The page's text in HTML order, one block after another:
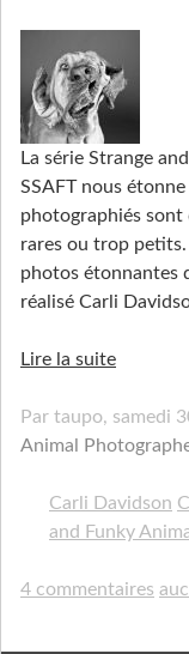
La série Strange
SSAFT nous
photographiés sont
rares ou trop
photos étonnantes
réalisé Carli
Lire la suite
Par taupo, samedi
Animal
Carli Davidson
and Funky
4 commentaires